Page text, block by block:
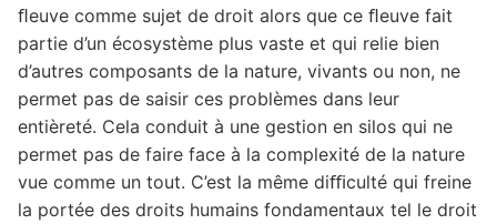
ﬂeuve comme sujet de droit alors que ce ﬂeuve fait
partie d’un écosystème plus vaste et qui relie bien
d’autres composants de la nature, vivants ou non, ne
permet pas de saisir ces problèmes dans leur
entièreté. Cela conduit à une gestion en silos qui ne
permet pas de faire face à la complexité de la nature
vue comme un tout. C’est la même diﬃculté qui freine
la portée des droits humains fondamentaux tel le droit